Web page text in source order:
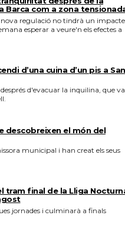
Barca com a zona
regulació no tindrà un impacte
esperar a veure'n els efectes a
d’una cuina d’un pis a
d'evacuar la inquilina, que va
descobreixen el món del
municipal i han creat els seus
tram final de la Lliga
jornades i culminarà a finals